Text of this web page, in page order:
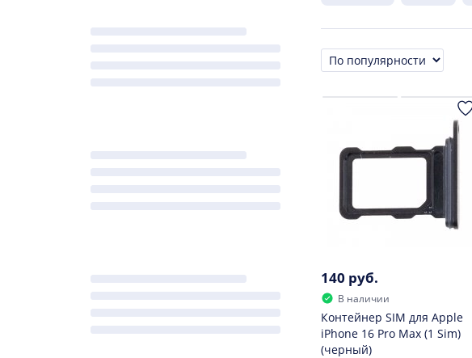
Сортировка
140 руб.
В наличии
Контейнер SIM для Apple
iPhone 16 Pro Max (1 Sim)
(черный)